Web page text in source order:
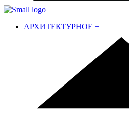
АРХИТЕКТУРНОЕ +